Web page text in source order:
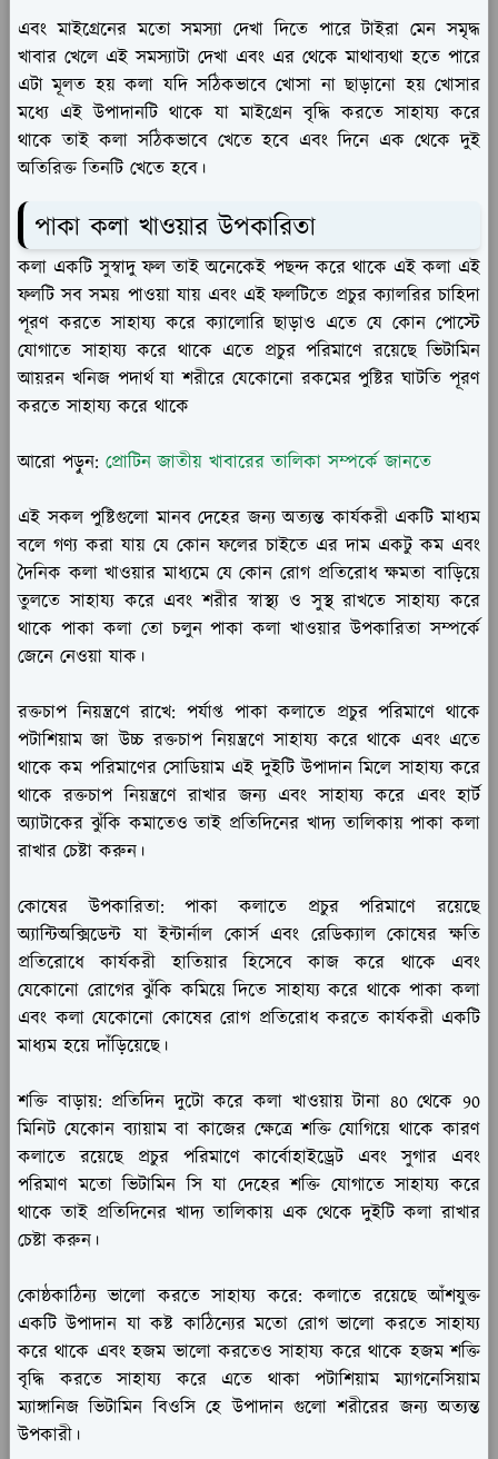
এবং মাইগ্রেনের মতো সমস্যা দেখা দিতে পারে টাইরা মেন সমৃদ্ধ
খাবার খেলে এই সমস্যাটা দেখা এবং এর থেকে মাথাব্যথা হতে পারে
এটা মূলত হয় কলা যদি সঠিকভাবে খোসা না ছাড়ানো হয় খোসার
মধ্যে এই উপাদানটি থাকে যা মাইগ্রেন বৃদ্ধি করতে সাহায্য করে
থাকে তাই কলা সঠিকভাবে খেতে হবে এবং দিনে এক থেকে দুই
অতিরিক্ত তিনটি খেতে হবে।
পাকা কলা খাওয়ার উপকারিতা
কলা একটি সুস্বাদু ফল তাই অনেকেই পছন্দ করে থাকে এই কলা এই
ফলটি সব সময় পাওয়া যায় এবং এই ফলটিতে প্রচুর ক্যালরির চাহিদা
পূরণ করতে সাহায্য করে ক্যালোরি ছাড়াও এতে যে কোন পোস্টে
যোগাতে সাহায্য করে থাকে এতে প্রচুর পরিমাণে রয়েছে ভিটামিন
আয়রন খনিজ পদার্থ যা শরীরে যেকোনো রকমের পুষ্টির ঘাটতি পূরণ
করতে সাহায্য করে থাকে
আরো পড়ুন: প্রোটিন জাতীয় খাবারের তালিকা সম্পর্কে জানতে
এই সকল পুষ্টিগুলো মানব দেহের জন্য অত্যন্ত কার্যকরী একটি মাধ্যম
বলে গণ্য করা যায় যে কোন ফলের চাইতে এর দাম একটু কম এবং
দৈনিক কলা খাওয়ার মাধ্যমে যে কোন রোগ প্রতিরোধ ক্ষমতা বাড়িয়ে
তুলতে সাহায্য করে এবং শরীর স্বাস্থ্য ও সুস্থ রাখতে সাহায্য করে
থাকে পাকা কলা তো চলুন পাকা কলা খাওয়ার উপকারিতা সম্পর্কে
জেনে নেওয়া যাক।
রক্তচাপ নিয়ন্ত্রণে রাখে: পর্যাপ্ত পাকা কলাতে প্রচুর পরিমাণে থাকে
পটাশিয়াম জা উচ্চ রক্তচাপ নিয়ন্ত্রণে সাহায্য করে থাকে এবং এতে
থাকে কম পরিমাণের সোডিয়াম এই দুইটি উপাদান মিলে সাহায্য করে
থাকে রক্তচাপ নিয়ন্ত্রণে রাখার জন্য এবং সাহায্য করে এবং হার্ট
অ্যাটাকের ঝুঁকি কমাতেও তাই প্রতিদিনের খাদ্য তালিকায় পাকা কলা
রাখার চেষ্টা করুন।
কোষের উপকারিতা: পাকা কলাতে প্রচুর পরিমাণে রয়েছে
অ্যান্টিঅক্সিডেন্ট যা ইন্টার্নাল কোর্স এবং রেডিক্যাল কোষের ক্ষতি
প্রতিরোধে কার্যকরী হাতিয়ার হিসেবে কাজ করে থাকে এবং
যেকোনো রোগের ঝুঁকি কমিয়ে দিতে সাহায্য করে থাকে পাকা কলা
এবং কলা যেকোনো কোষের রোগ প্রতিরোধ করতে কার্যকরী একটি
মাধ্যম হয়ে দাঁড়িয়েছে।
শক্তি বাড়ায়: প্রতিদিন দুটো করে কলা খাওয়ায় টানা 80 থেকে 90
মিনিট যেকোন ব্যায়াম বা কাজের ক্ষেত্রে শক্তি যোগিয়ে থাকে কারণ
কলাতে রয়েছে প্রচুর পরিমাণে কার্বোহাইড্রেট এবং সুগার এবং
পরিমাণ মতো ভিটামিন সি যা দেহের শক্তি যোগাতে সাহায্য করে
থাকে তাই প্রতিদিনের খাদ্য তালিকায় এক থেকে দুইটি কলা রাখার
চেষ্টা করুন।
কোষ্ঠকাঠিন্য ভালো করতে সাহায্য করে: কলাতে রয়েছে আঁশযুক্ত
একটি উপাদান যা কষ্ট কাঠিন্যের মতো রোগ ভালো করতে সাহায্য
করে থাকে এবং হজম ভালো করতেও সাহায্য করে থাকে হজম শক্তি
বৃদ্ধি করতে সাহায্য করে এতে থাকা পটাশিয়াম ম্যাগনেসিয়াম
ম্যাঙ্গানিজ ভিটামিন বিওসি হে উপাদান গুলো শরীরের জন্য অত্যন্ত
উপকারী।